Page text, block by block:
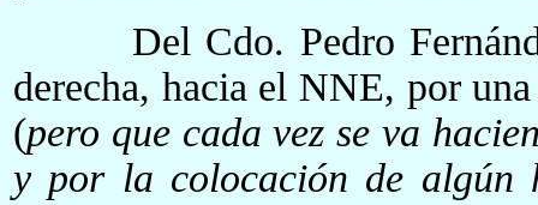
Del Cdo. Pedro
derecha, hacia el NNE, por
(pero que cada vez se va
y por la colocación de algún